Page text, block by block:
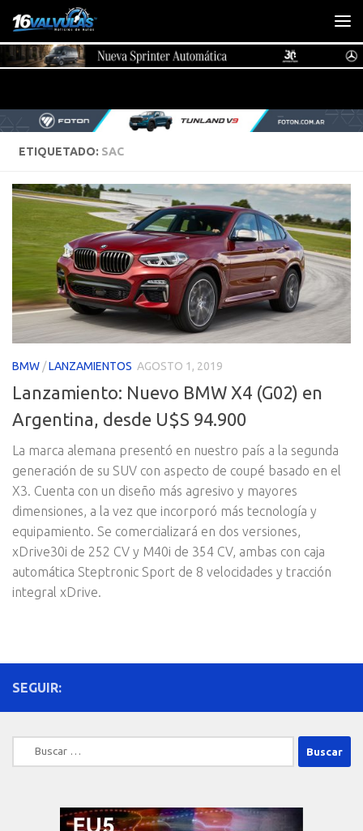
Saltar al contenido
ETIQUETADO: SAC
BMW /LANZAMIENTOS AGOSTO 1, 2019
Lanzamiento: Nuevo BMW X4 (G02) en
Argentina, desde U$S 94.900
La marca alemana presentó en nuestro país a la segunda
generación de su SUV con aspecto de coupé basado en el
X3. Cuenta con un diseño más agresivo y mayores
dimensiones, a la vez que incorporó más tecnología y
equipamiento. Se comercializará en dos versiones,
xDrive30i de 252 CV y M40i de 354 CV, ambas con caja
automática Steptronic Sport de 8 velocidades y tracción
integral xDrive.
SEGUIR:
Buscar: